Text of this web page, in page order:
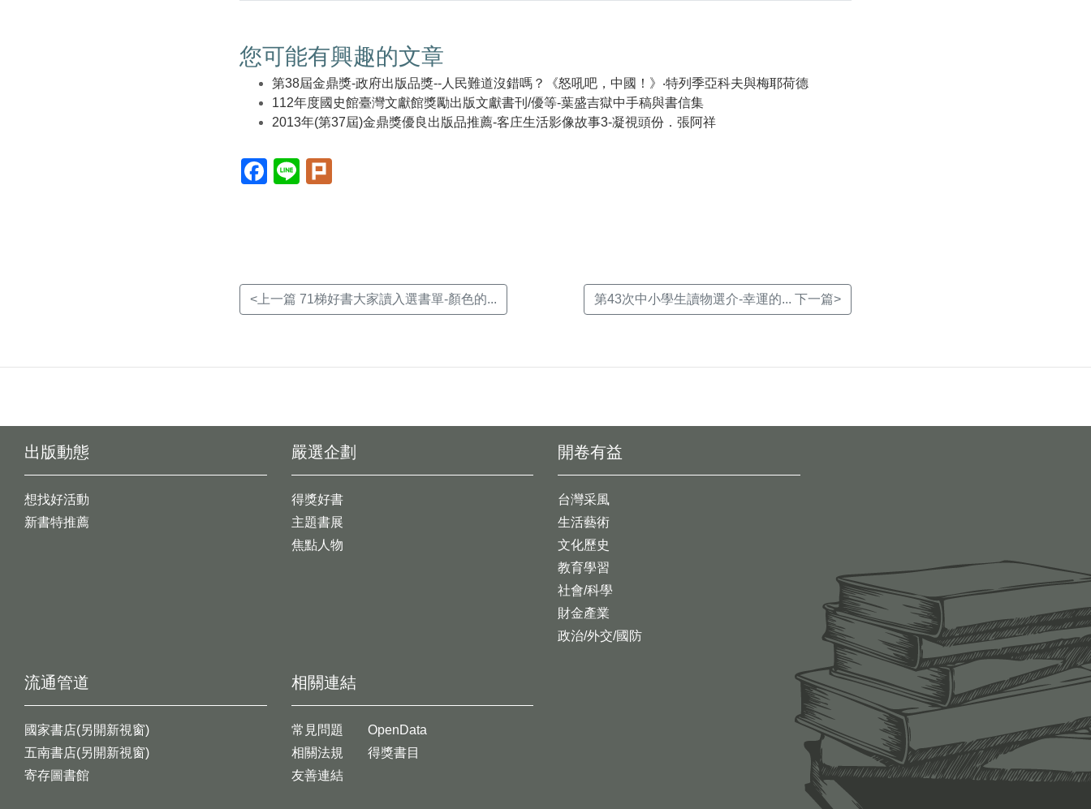
您可能有興趣的文章
第38屆金鼎獎-政府出版品獎--人民難道沒錯嗎？《怒吼吧，中國！》‧特列季亞科夫與梅耶荷德
112年度國史館臺灣文獻館獎勵出版文獻書刊/優等-葉盛吉獄中手稿與書信集
2013年(第37屆)金鼎獎優良出版品推薦-客庄生活影像故事3-凝視頭份．張阿祥
Facebook(另
開
Line(另
開
<上一篇 71梯好書大家讀入選書單-顏色的... 第43次中小學生讀物選介-幸運的... 下一篇>
出版動態
想找好活動
新書特推薦
開卷有益
台灣采風
生活藝術
文化歷史
教育學習
社會/科學
財金產業
政治/外交/國防
嚴選企劃
得獎好書
主題書展
焦點人物
流通管道
國家書店(另開新視窗)
五南書店(另開新視窗)
寄存圖書館
相關連結
常見問題
相關法規
友善連結
OpenData
得獎書目